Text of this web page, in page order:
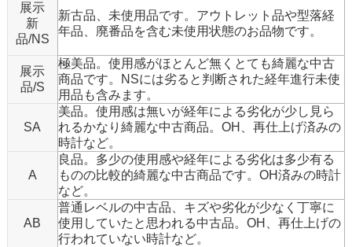
展示
新
品/NS
新古品、未使用品です。アウトレット品や型落経
年品、廃番品を含む未使用状態のお品物です。
展示
品/S
極美品。使用感がほとんど無くとても綺麗な中古
商品です。NSには劣ると判断された経年進行未使
用品も含みます。
SA
美品。使用感は無いが経年による劣化が少し見ら
れるかなり綺麗な中古商品。OH、再仕上げ済みの
時計など。
A
良品。多少の使用感や経年による劣化は多少有る
ものの比較的綺麗な中古商品です。OH済みの時計
など。
AB
普通レベルの中古品、キズや劣化が少なく丁寧に
使用していたと思われる中古品。OH、再仕上げの
行われていない時計など。